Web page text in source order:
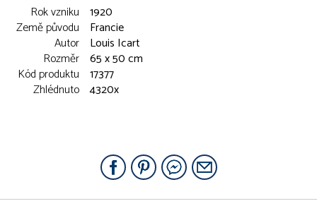
Rok vzniku 1920
Země původu
Francie
Autor Louis Icart
Rozměr 65 x 50 cm
Kód produktu 17377
Zhlédnuto 4320x